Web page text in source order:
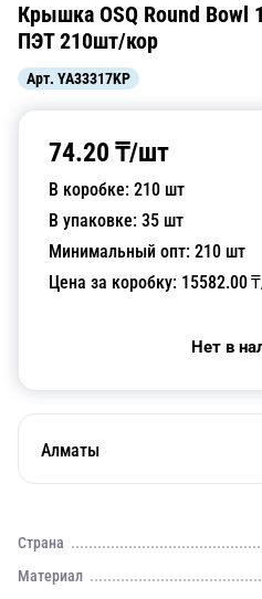
Крышка OSQ Round Bowl
ПЭТ 210шт/кор
Арт. YA33317KP
74.20 ₸/шт
В коробке: 210 шт
В упаковке: 35 шт
Минимальный опт: 210 шт
Цена за коробку: 15582.00
Нет в
Алматы
Страна
Материал